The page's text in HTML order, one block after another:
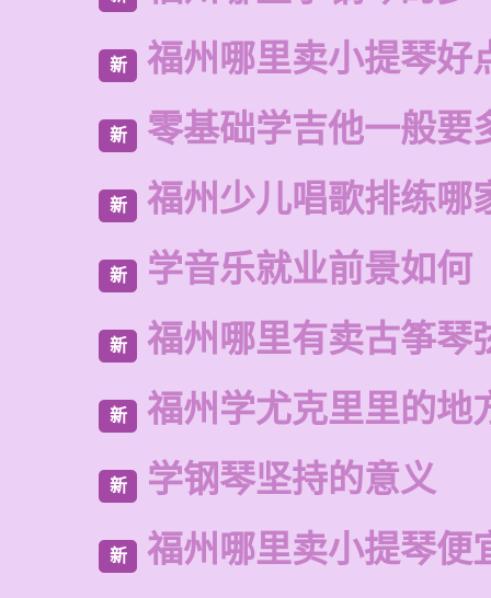
新 福州哪里卖小提琴好
新 零基础学吉他一般要
新 福州少儿唱歌排练哪
新 学音乐就业前景如何
新 福州哪里有卖古筝琴
新 福州学尤克里里的地
新 学钢琴坚持的意义
新 福州哪里卖小提琴便